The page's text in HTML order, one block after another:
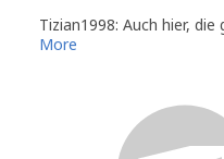
Tizian1998: Auch hier, die
More